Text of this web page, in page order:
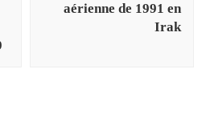
aérienne de 1991 en
Irak